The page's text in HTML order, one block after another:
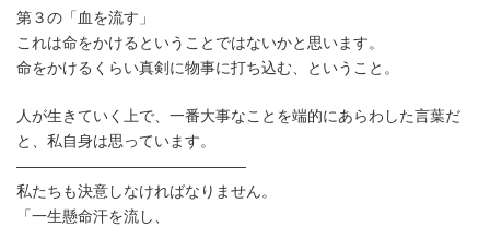
第３の「血を流す」
これは命をかけるということではないかと思います。
命をかけるくらい真剣に物事に打ち込む、ということ。
人が生きていく上で、一番大事なことを端的にあらわした言葉だ
と、私自身は思っています。
———————————————
私たちも決意しなければなりません。
「一生懸命汗を流し、